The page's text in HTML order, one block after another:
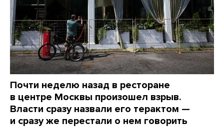
Почти неделю назад в ресторане
в центре Москвы произошел взрыв.
Власти сразу назвали его терактом —
и сразу же перестали о нем говорить